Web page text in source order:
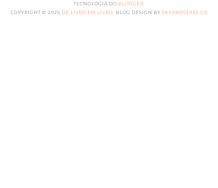
TECNOLOGIA DO BLOGGER
COPYRIGHT © 2026 DE LIVRO EM LIVRO . BLOG DESIGN BY SKYANDSTARS.CO